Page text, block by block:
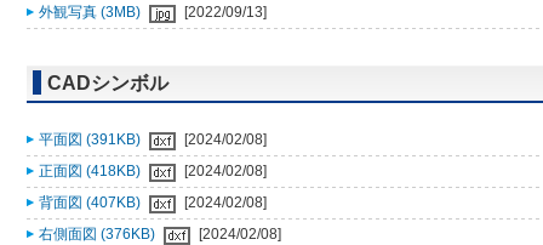
外観写真 (3MB) [2022/09/13]
CADシンボル
平面図 (391KB)
[2024/02/08]
正面図 (418KB)
[2024/02/08]
背面図 (407KB)
[2024/02/08]
右側面図 (376KB)
[2024/02/08]